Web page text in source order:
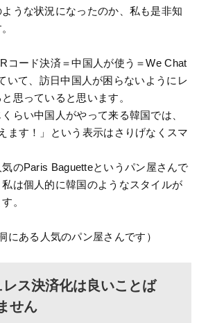
うな状況になったのか、私も是非知
コード決済＝中国人が使う＝We Chat
いて、訪日中国人が困らないようにレ
思っていると思います。
らい中国人がやって来る韓国では、
ます！」という表示はさりげなくスマ
のParis Baguetteというパン屋さんで
は個人的に韓国のようなスタイルが
。
にある人気のパン屋さんです）
ス決済化は良いことば
せん